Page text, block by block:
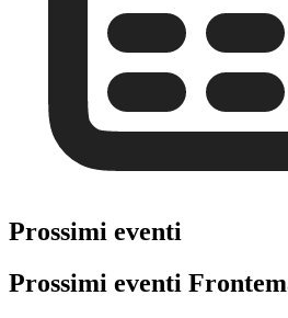
Prossimi eventi
Prossimi eventi